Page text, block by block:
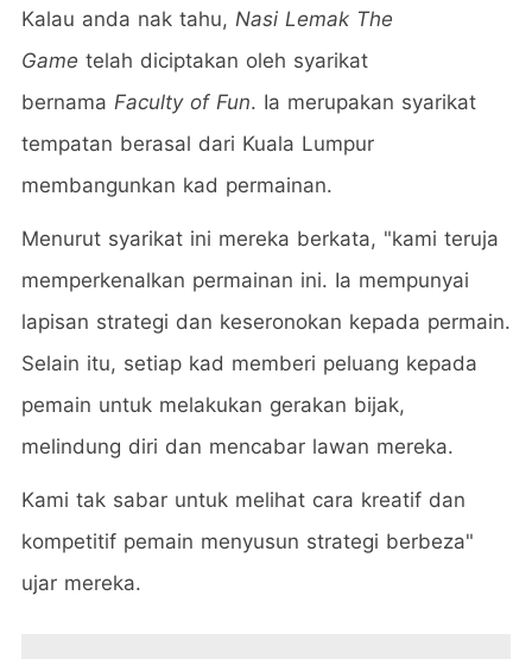
Kalau anda nak tahu, Nasi Lemak The
Game telah diciptakan oleh syarikat
bernama Faculty of Fun. Ia merupakan syarikat
tempatan berasal dari Kuala Lumpur
membangunkan kad permainan.
Menurut syarikat ini mereka berkata, "kami teruja
memperkenalkan permainan ini. Ia mempunyai
lapisan strategi dan keseronokan kepada permain.
Selain itu, setiap kad memberi peluang kepada
pemain untuk melakukan gerakan bijak,
melindung diri dan mencabar lawan mereka.
Kami tak sabar untuk melihat cara kreatif dan
kompetitif pemain menyusun strategi berbeza"
ujar mereka.